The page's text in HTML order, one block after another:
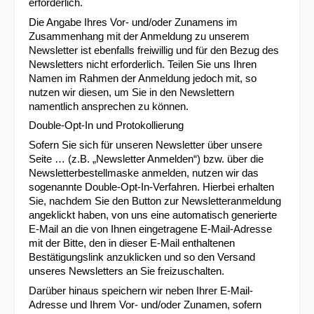
erforderlich.
Die Angabe Ihres Vor- und/oder Zunamens im
Zusammenhang mit der Anmeldung zu unserem
Newsletter ist ebenfalls freiwillig und für den Bezug des
Newsletters nicht erforderlich. Teilen Sie uns Ihren
Namen im Rahmen der Anmeldung jedoch mit, so
nutzen wir diesen, um Sie in den Newslettern
namentlich ansprechen zu können.
Double-Opt-In und Protokollierung
Sofern Sie sich für unseren Newsletter über unsere
Seite … (z.B. „Newsletter Anmelden“) bzw. über die
Newsletterbestellmaske anmelden, nutzen wir das
sogenannte Double-Opt-In-Verfahren. Hierbei erhalten
Sie, nachdem Sie den Button zur Newsletteranmeldung
angeklickt haben, von uns eine automatisch generierte
E-Mail an die von Ihnen eingetragene E-Mail-Adresse
mit der Bitte, den in dieser E-Mail enthaltenen
Bestätigungslink anzuklicken und so den Versand
unseres Newsletters an Sie freizuschalten.
Darüber hinaus speichern wir neben Ihrer E-Mail-
Adresse und Ihrem Vor- und/oder Zunamen, sofern